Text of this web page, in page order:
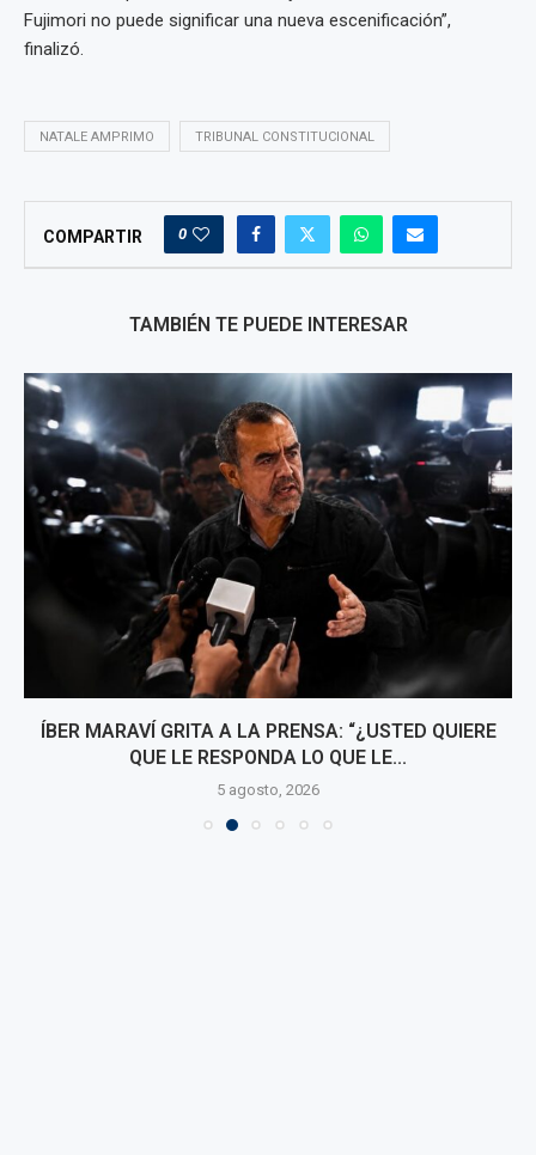
Fujimori no puede significar una nueva escenificación”,
finalizó.
NATALE AMPRIMO TRIBUNAL CONSTITUCIONAL
COMPARTIR 0
TAMBIÉN TE PUEDE INTERESAR
ÍBER MARAVÍ GRITA A LA PRENSA: “¿USTED QUIERE
QUE LE RESPONDA LO QUE LE...
5 agosto, 2026